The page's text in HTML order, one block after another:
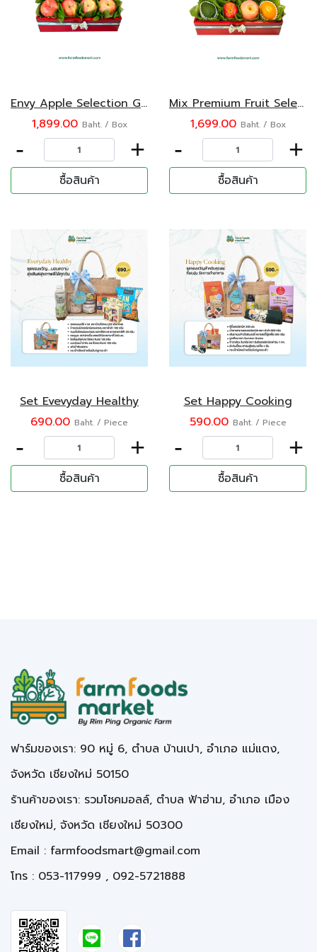
Envy Apple Selection Gift box
1,899.00 Baht. / Box
- +
ซื้อสินค้า
Mix Premium Fruit Selection Gift box
1,699.00 Baht. / Box
- +
ซื้อสินค้า
Set Evevyday Healthy
690.00 Baht. / Piece
- +
ซื้อสินค้า
Set Happy Cooking
590.00 Baht. / Piece
- +
ซื้อสินค้า
ฟาร์มของเรา: 90 หมู่ 6, ตำบล บ้านเปา, อำเภอ แม่แตง,
จังหวัด เชียงใหม่ 50150
ร้านค้าของเรา: รวมโชคมอลล์, ตำบล ฟ้าฮ่าม, อำเภอ เมือง
เชียงใหม่, จังหวัด เชียงใหม่ 50300
Email : farmfoodsmart@gmail.com
โทร : 053-117999 , 092-5721888